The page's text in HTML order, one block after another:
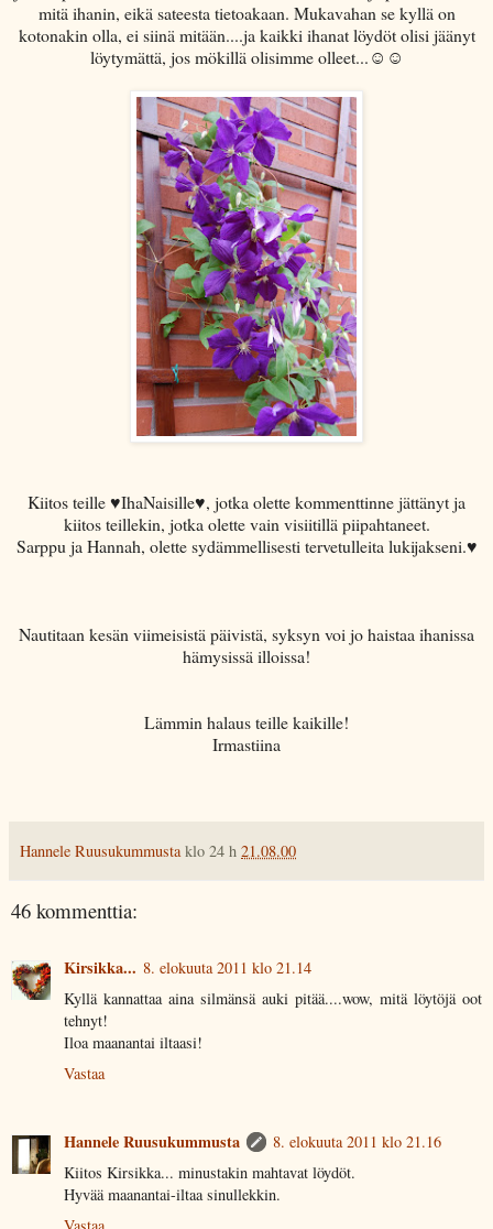
mitä ihanin, eikä sateesta tietoakaan. Mukavahan se kyllä on
kotonakin olla, ei siinä mitään....ja kaikki ihanat löydöt olisi jäänyt
löytymättä, jos mökillä olisimme olleet...☺☺
Kiitos teille ♥IhaNaisille♥, jotka olette kommenttinne jättänyt ja
kiitos teillekin, jotka olette vain visiitillä piipahtaneet.
Sarppu ja Hannah, olette sydämmellisesti tervetulleita lukijakseni.♥
Nautitaan kesän viimeisistä päivistä, syksyn voi jo haistaa ihanissa
hämysissä illoissa!
Lämmin halaus teille kaikille!
Irmastiina
Hannele Ruusukummusta klo 24 h 21.08.00
46 kommenttia:
Kirsikka... 8. elokuuta 2011 klo 21.14
Kyllä kannattaa aina silmänsä auki pitää....wow, mitä löytöjä oot
tehnyt!
Iloa maanantai iltaasi!
Vastaa
Hannele Ruusukummusta
8. elokuuta 2011 klo 21.16
Kiitos Kirsikka... minustakin mahtavat löydöt.
Hyvää maanantai-iltaa sinullekkin.